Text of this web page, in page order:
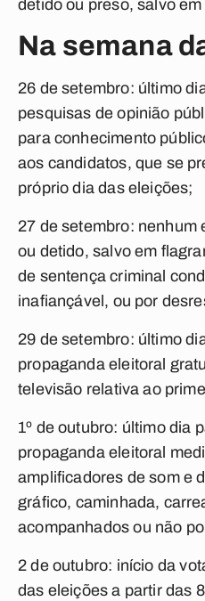
detido ou preso, salvo
Na semana
26 de setembro: último
pesquisas de opinião
para conhecimento
aos candidatos, que se
próprio dia das eleições;
27 de setembro: nenhum
ou detido, salvo em
de sentença criminal
inafiançável, ou por
29 de setembro: último
propaganda eleitoral
televisão relativa ao
1º de outubro: último dia
propaganda eleitoral
amplificadores de som e
gráfico, caminhada,
acompanhados ou não
2 de outubro: início da
das eleições a partir das